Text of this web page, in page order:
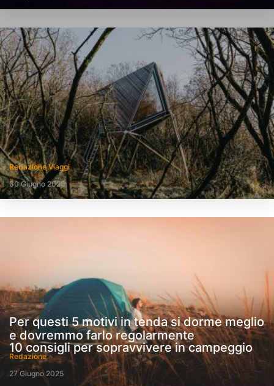
Redazione Viaggi
30 Giugno 2025
Per questi 5 motivi in tenda si dorme meglio
e dovremmo farlo regolarmente
Redazione
27 Giugno 2025
10 consigli per sopravvivere in campeggio